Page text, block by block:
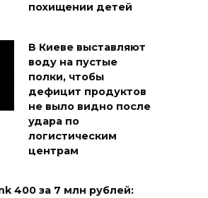
похищении детей
В Киеве выставляют
воду на пустые
полки, чтобы
дефицит продуктов
не выло видно после
удара по
логистическим
центрам
400 за 7 млн рублей: